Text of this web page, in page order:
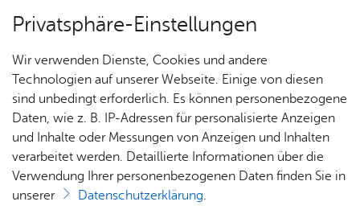
Heute
Start­sei­te
Alle Ter­mi­ne
Privatsphäre-Einstellungen
Wir verwenden Dienste, Cookies und andere
Technologien auf unserer Webseite. Einige von diesen
sind unbedingt erforderlich. Es können personenbezogene
Daten, wie z. B. IP-Adressen für personalisierte Anzeigen
und Inhalte oder Messungen von Anzeigen und Inhalten
verarbeitet werden. Detaillierte Informationen über die
Verwendung Ihrer personenbezogenen Daten finden Sie in
unserer
Datenschutzerklärung.